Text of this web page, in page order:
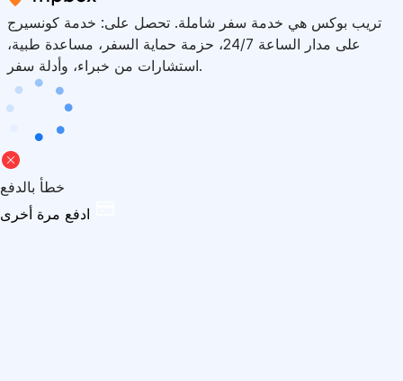
تريب بوكس هي خدمة سفر شاملة. تحصل على: خدمة كونسيرج
على مدار الساعة 24/7، حزمة حماية السفر، مساعدة طبية،
استشارات من خبراء، وأدلة سفر.
خطأ بالدفع